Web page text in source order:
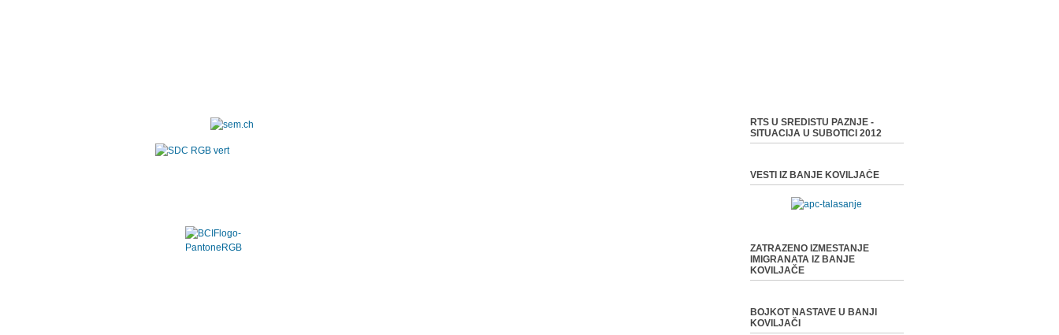
RTS U SREDISTU PAZNJE -
SITUACIJA U SUBOTICI 2012
VESTI IZ BANJE KOVILJAČE
ZATRAZENO IZMESTANJE
IMIGRANATA IZ BANJE
KOVILJAČE
BOJKOT NASTAVE U BANJI
KOVILJAČI